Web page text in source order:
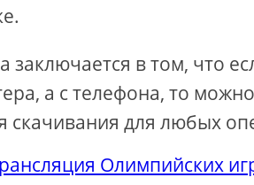
заключается в том, что
а с телефона, то
скачивания для любых
Олимпийских